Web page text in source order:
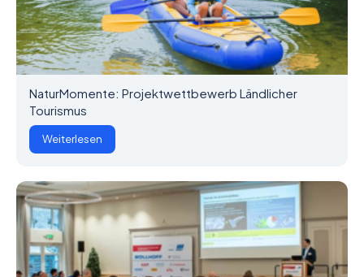
NaturMomente: Projektwettbewerb Ländlicher
Tourismus
Weiterlesen